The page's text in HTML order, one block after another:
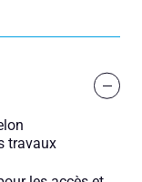
travaux